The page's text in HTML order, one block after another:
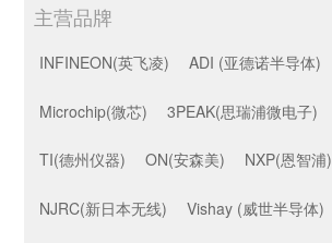
主营品牌
INFINEON(英飞凌) ADI (亚德诺半导体)
Microchip(微芯) 3PEAK(思瑞浦微电子)
TI(德州仪器) ON(安森美) NXP(恩智浦)
NJRC(新日本无线) Vishay (威世半导体)